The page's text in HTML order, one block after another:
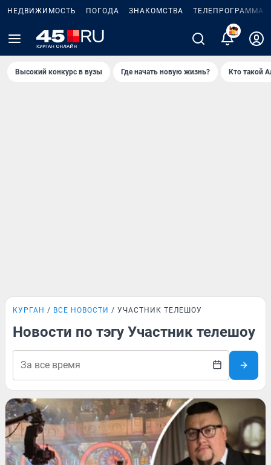
НЕДВИЖИМОСТЬ ПОГОДА ЗНАКОМСТВА ТЕЛЕПРОГРАММА
Высокий конкурс в вузы Где начать новую жизнь? Кто такой
КУРГАН ВСЕ НОВОСТИ УЧАСТНИК ТЕЛЕШОУ
Новости по тэгу Участник телешоу